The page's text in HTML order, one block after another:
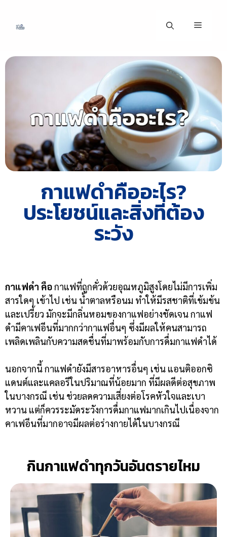
กาแฟดําคืออะไร?
ประโยชน์และสิ่งที่ต้อง
ระวัง
กาแฟดำ คือกาแฟที่ถูกคั่วด้วยอุณหภูมิสูงโดยไม่มีการเพิ่ม
สารใดๆ เข้าไป เช่น น้ำตาลหรือนม ทำให้มีรสชาติที่เข้มข้น
และเปรี้ยว มักจะมีกลิ่นหอมของกาแฟอย่างชัดเจน กาแฟ
ดำมีคาเฟอีนที่มากกว่ากาแฟอื่นๆ ซึ่งมีผลให้คนสามารถ
เพลิดเพลินกับความสดชื่นที่มาพร้อมกับการดื่มกาแฟดำได้
นอกจากนี้ กาแฟดำยังมีสารอาหารอื่นๆ เช่น แอนติออกซิ
แดนต์และแคลอรีในปริมาณที่น้อยมาก ที่มีผลดีต่อสุขภาพ
ในบางกรณี เช่น ช่วยลดความเสี่ยงต่อโรคหัวใจและเบา
หวาน แต่ก็ควรระมัดระวังการดื่มกาแฟมากเกินไปเนื่องจาก
คาเฟอีนที่มากอาจมีผลต่อร่างกายได้ในบางกรณี
กินกาแฟดำทุกวันอันตรายไหม